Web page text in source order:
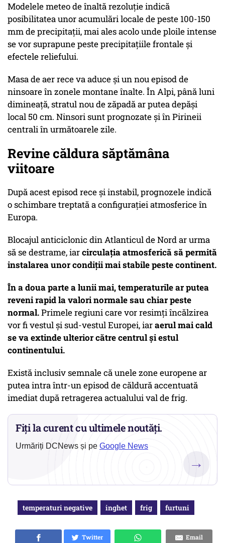
Modelele meteo de înaltă rezoluție indică
posibilitatea unor acumulări locale de peste 100-150
mm de precipitații, mai ales acolo unde ploile intense
se vor suprapune peste precipitațiile frontale și
efectele reliefului.
Masa de aer rece va aduce și un nou episod de
ninsoare în zonele montane înalte. În Alpi, până luni
dimineață, stratul nou de zăpadă ar putea depăși
local 50 cm. Ninsori sunt prognozate și în Pirineii
centrali în următoarele zile.
Revine căldura săptămâna
viitoare
După acest episod rece și instabil, prognozele indică
o schimbare treptată a configurației atmosferice în
Europa.
Blocajul anticiclonic din Atlanticul de Nord ar urma
să se destrame, iarcirculația atmosferică să permită
instalarea unor condiții mai stabile peste continent.
În a doua parte a lunii mai,temperaturile ar putea
reveni rapid la valori normale sau chiar peste
normal.Primele regiuni care vor resimți încălzirea
vor fi vestul și sud-vestul Europei, iaraerul mai cald
se va extinde ulterior către centrul și estul
continentului.
Există inclusiv semnale că unele zone europene ar
putea intra într-un episod de căldură accentuată
imediat după retragerea actualului val de frig.
Fiți la curent cu ultimele noutăți.
Urmăriți DCNews și pe Google News
→
temperaturi negative inghet frig furtuni
Twitter
Email